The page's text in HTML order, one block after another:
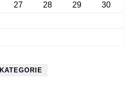
27 28 29
30
KATEGORIE